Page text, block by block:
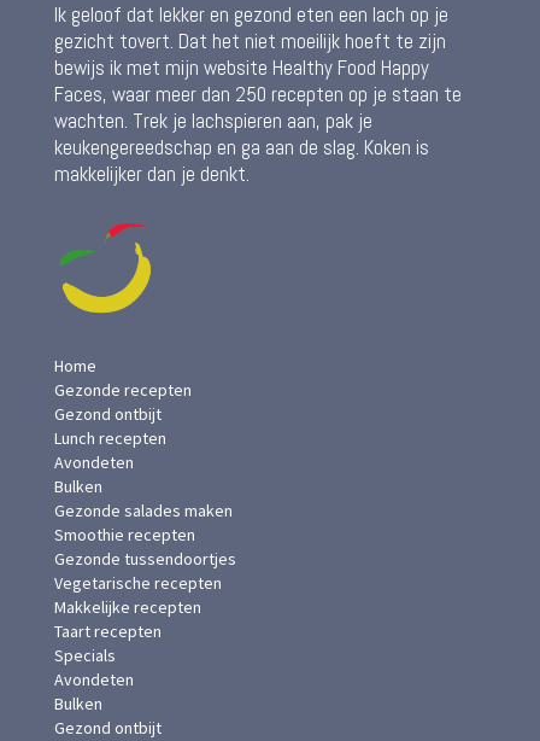
Ik geloof dat lekker en gezond eten een lach op je
gezicht tovert. Dat het niet moeilijk hoeft te zijn
bewijs ik met mijn website Healthy Food Happy
Faces, waar meer dan 250 recepten op je staan te
wachten. Trek je lachspieren aan, pak je
keukengereedschap en ga aan de slag. Koken is
makkelijker dan je denkt.
Home
Gezonde recepten
Gezond ontbijt
Lunch recepten
Avondeten
Bulken
Gezonde salades maken
Smoothie recepten
Gezonde tussendoortjes
Vegetarische recepten
Makkelijke recepten
Taart recepten
Specials
Avondeten
Bulken
Gezond ontbijt